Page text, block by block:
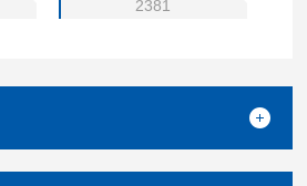
2381